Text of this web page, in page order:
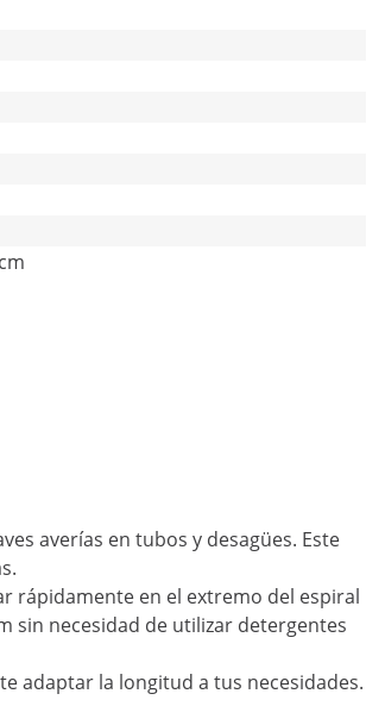
averías en tubos y desagües. Este
rápidamente en el extremo del espiral
sin necesidad de utilizar detergentes
adaptar la longitud a tus necesidades.